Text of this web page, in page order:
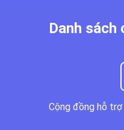
Danh sách
Cộng đồng hỗ